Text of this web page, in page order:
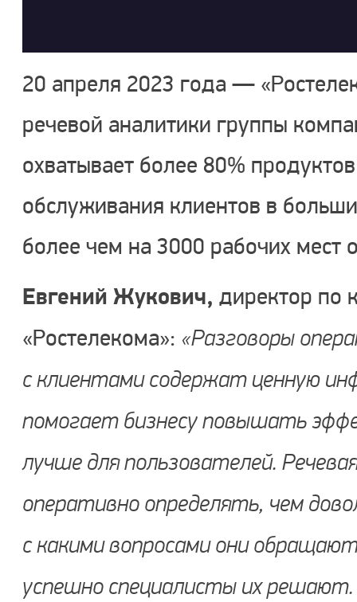
20 апреля 2023 года —
речевой аналитики группы
охватывает более 80%
обслуживания клиентов в
более чем на 3000 рабочих мест
Евгений Жукович, директор по
«Ростелекома»: «Разговоры
с клиентами содержат ценную
помогает бизнесу повышать
лучше для пользователей.
оперативно определять, чем
с какими вопросами они
успешно специалисты их